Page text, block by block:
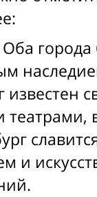
Оба города
известен
театрами,
и